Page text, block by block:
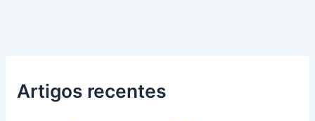
Artigos recentes